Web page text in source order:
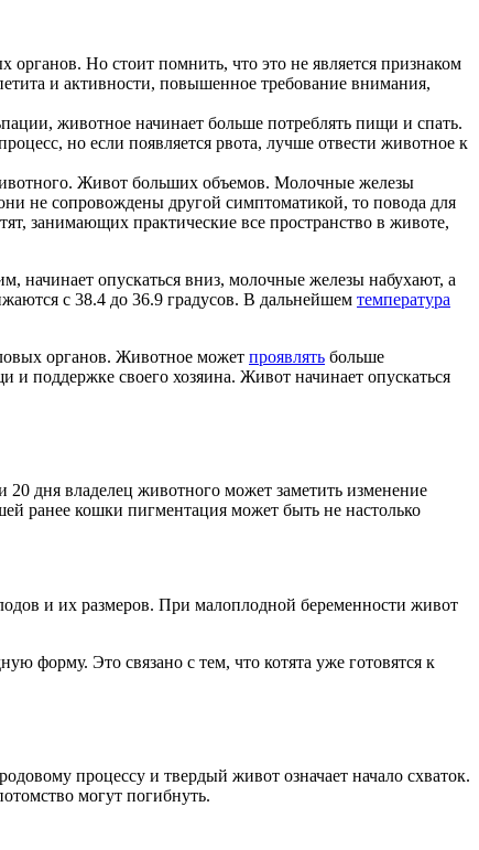
Но стоит помнить, что это не является признаком
и активности, повышенное требование внимания,
животное начинает больше потреблять пищи и спать.
но если появляется рвота, лучше отвести животное к
Живот больших объемов. Молочные железы
не сопровождены другой симптоматикой, то повода для
занимающих практические все пространство в животе,
начинает опускаться вниз, молочные железы набухают, а
с 38.4 до 36.9 градусов. В дальнейшем температура
органов. Животное может проявлять больше
поддержке своего хозяина. Живот начинает опускаться
дня владелец животного может заметить изменение
ранее кошки пигментация может быть не настолько
и их размеров. При малоплодной беременности живот
форму. Это связано с тем, что котята уже готовятся к
процессу и твердый живот означает начало схваток.
могут погибнуть.